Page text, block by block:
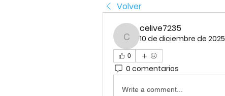
Volver
celive7235
celive7235
10 de diciembre de 2025
0
0 comentarios
Write a comment...